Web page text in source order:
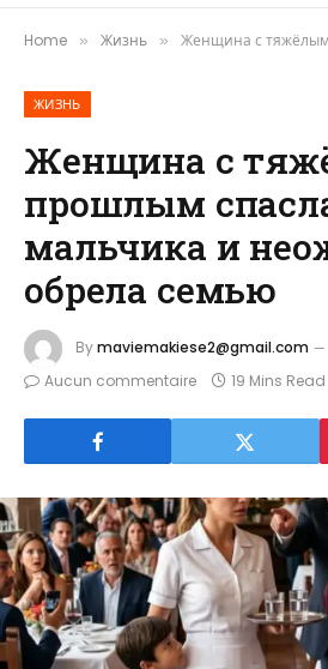
Home » Жизнь » Женщина с тяжёлым прошлым
ЖИЗНЬ
Женщина с
прошлым
мальчика и
обрела семью
Bymaviemakiese2@gmail.com
Aucun commentaire
19 Mins Read